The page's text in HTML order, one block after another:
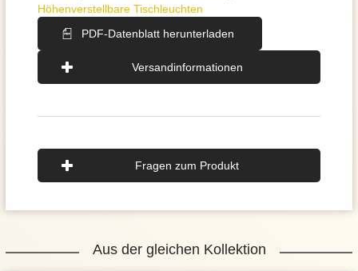
Höhenverstellbare Tischleuchten
PDF-Datenblatt herunterladen
Versandinformationen
Fragen zum Produkt
Aus der gleichen Kollektion